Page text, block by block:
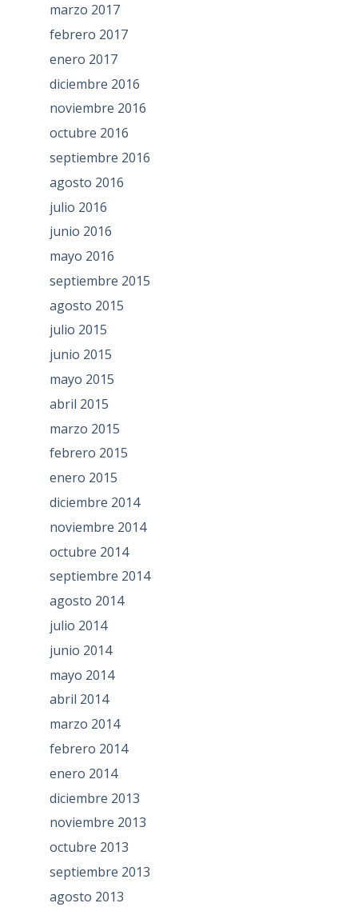
marzo 2017
febrero 2017
enero 2017
diciembre 2016
noviembre 2016
octubre 2016
septiembre 2016
agosto 2016
julio 2016
junio 2016
mayo 2016
septiembre 2015
agosto 2015
julio 2015
junio 2015
mayo 2015
abril 2015
marzo 2015
febrero 2015
enero 2015
diciembre 2014
noviembre 2014
octubre 2014
septiembre 2014
agosto 2014
julio 2014
junio 2014
mayo 2014
abril 2014
marzo 2014
febrero 2014
enero 2014
diciembre 2013
noviembre 2013
octubre 2013
septiembre 2013
agosto 2013